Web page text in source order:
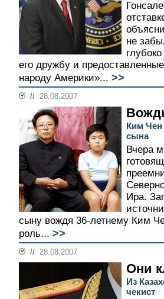
не
его дружбу и
народу Америки»... >>
// 28.08.2007
Ким Чен
сына
Вчера
Ира.
сыну вождя 36-летнему Ким
роль... >>
// 28.08.2007
Они
Из
чекист